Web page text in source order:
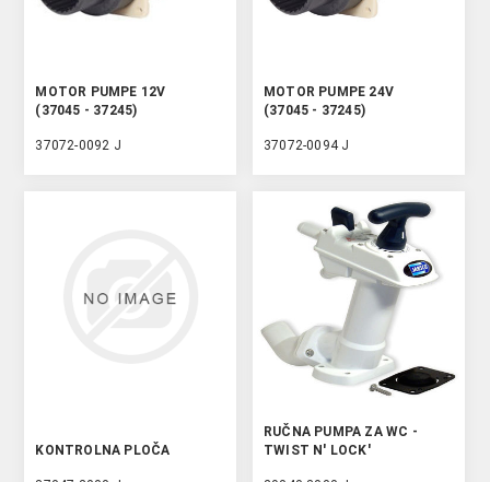
MOTOR PUMPE 12V
(37045 - 37245)
37072-0092 J
MOTOR PUMPE 24V
(37045 - 37245)
37072-0094 J
KONTROLNA PLOČA
RUČNA PUMPA ZA WC -
TWIST N' LOCK'